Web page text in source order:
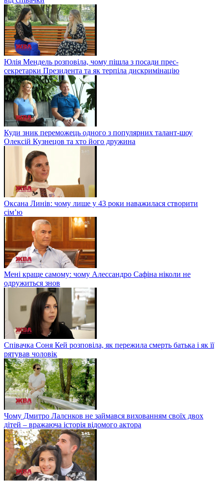
Юлія Мендель розповіла, чому пішла з посади прес-
секретарки Президента та як терпіла дискримінацію
Куди зник переможець одного з популярних талант-шоу
Олексій Кузнецов та хто його дружина
Оксана Линів: чому лише у 43 роки наважилася створити
сім’ю
Мені краще самому: чому Алессандро Сафіна ніколи не
одружиться знов
Співачка Соня Кей розповіла, як пережила смерть батька і як її
рятував чоловік
Чому Дмитро Лалєнков не займався вихованням своїх двох
дітей – вражаюча історія відомого актора